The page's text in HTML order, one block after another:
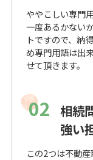
ややこしい専門
一度あるかない
トですので、納
め専門用語は出
せて頂きます。
02 相続
強い
この2つは不動